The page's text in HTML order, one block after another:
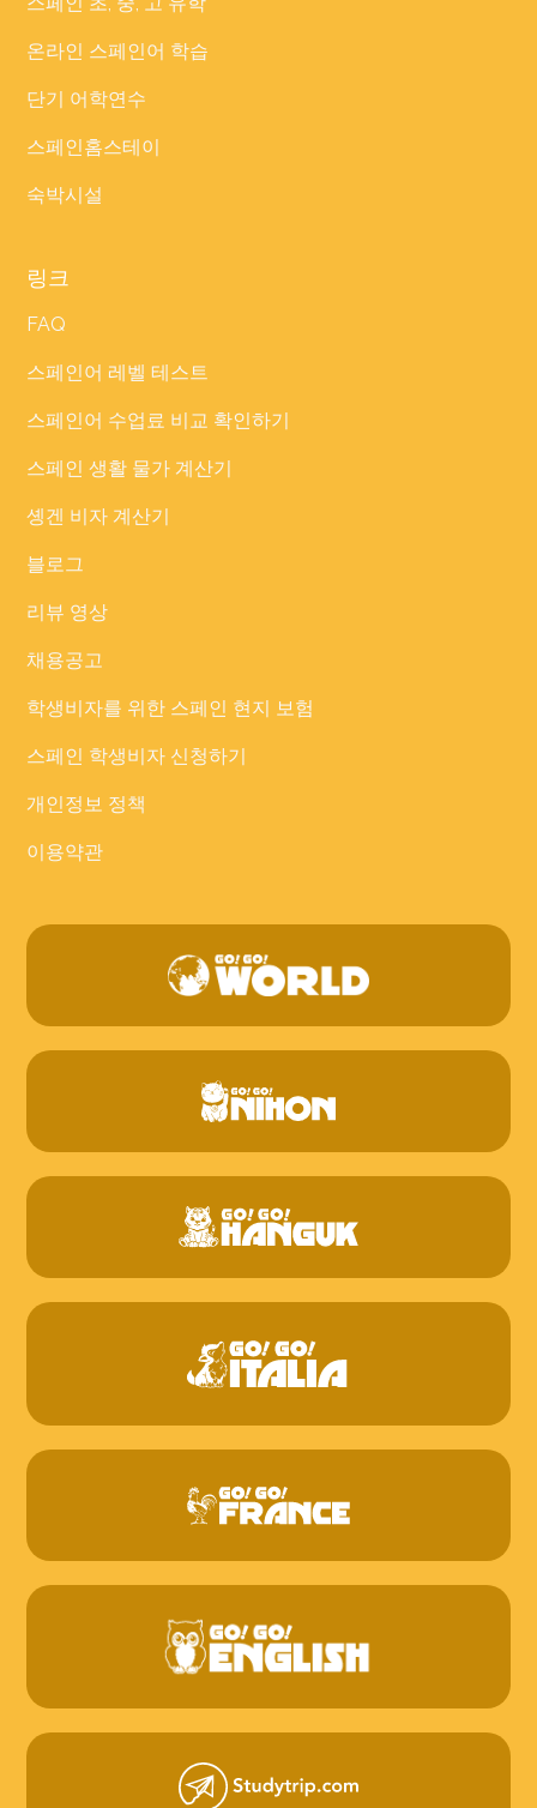
온라인 스페인어 학습
단기 어학연수
스페인홈스테이
숙박시설
링크
FAQ
스페인어 레벨 테스트
스페인어 수업료 비교 확인하기
스페인 생활 물가 계산기
솅겐 비자 계산기
블로그
리뷰 영상
채용공고
학생비자를 위한 스페인 현지 보험
스페인 학생비자 신청하기
개인정보 정책
이용약관